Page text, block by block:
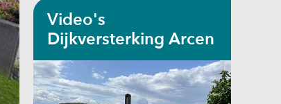
Video's
Dijkversterking Arcen